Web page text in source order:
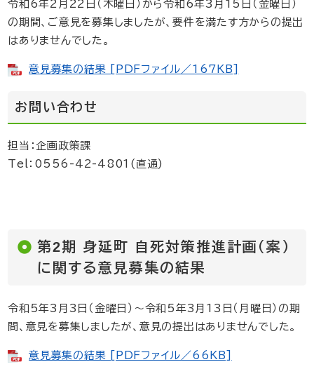
令和6年2月22日（木曜日）から令和6年3月15日（金曜日）
の期間、ご意見を募集しましたが、要件を満たす方からの提出
はありませんでした。
意見募集の結果 [PDFファイル／167KB]
お問い合わせ
担当：企画政策課
Tel：0556-42-4801(直通)
第2期 身延町 自死対策推進計画（案）
に関する意見募集の結果
令和5年3月3日（金曜日）～令和5年3月13日（月曜日）の期
間、意見を募集しましたが、意見の提出はありませんでした。
意見募集の結果 [PDFファイル／66KB]